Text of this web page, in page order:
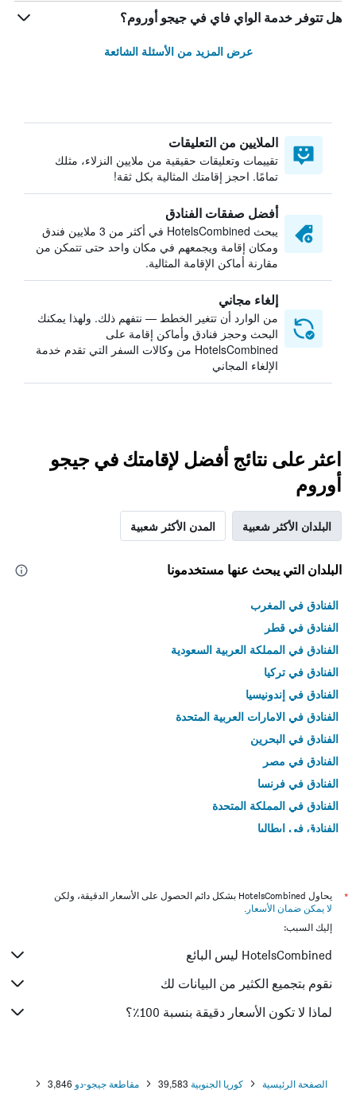
هل تتوفر خدمة الواي فاي في جيجو أوروم؟
عرض المزيد من الأسئلة الشائعة
الملايين من التعليقات
تقييمات وتعليقات حقيقية من ملايين النزلاء، مثلك
تمامًا. احجز إقامتك المثالية بكل ثقة!
أفضل صفقات الفنادق
يبحث HotelsCombined في أكثر من 3 ملايين فندق
ومكان إقامة ويجمعهم في مكان واحد حتى تتمكن من
مقارنة أماكن الإقامة المثالية.
إلغاء مجاني
من الوارد أن تتغير الخطط — نتفهم ذلك. ولهذا يمكنك
البحث وحجز فنادق وأماكن إقامة على
HotelsCombined من وكالات السفر التي تقدم خدمة
الإلغاء المجاني
اعثر على نتائج أفضل لإقامتك في جيجو
أوروم
البلدان الأكثر شعبية المدن الأكثر شعبية
البلدان التي يبحث عنها مستخدمونا
الفنادق في المغرب
الفنادق في قطر
الفنادق في المملكة العربية السعودية
الفنادق في تركيا
الفنادق في إندونيسيا
الفنادق في الامارات العربية المتحدة
الفنادق في البحرين
الفنادق في مصر
الفنادق في فرنسا
الفنادق في المملكة المتحدة
الفنادق في إيطاليا
*
يحاول HotelsCombined بشكل دائم الحصول على الأسعار الدقيقة، ولكن
لا يمكن ضمان الأسعار .
إليك السبب:
HotelsCombined ليس البائع
نقوم بتجميع الكثير من البيانات لك
لماذا لا تكون الأسعار دقيقة بنسبة 100٪؟
الصفحة الرئيسية كوريا الجنوبية 39,583 مقاطعة جيجو-دو 3,846